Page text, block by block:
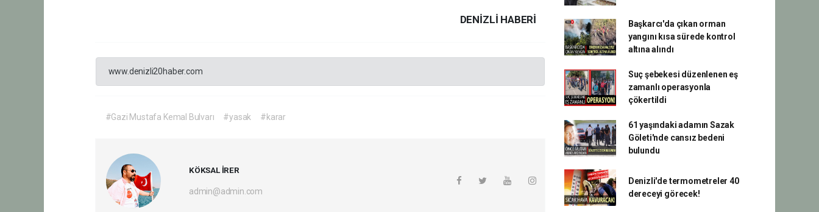
DENIZLI HABERİ
www.denizli20haber.com
#Gazi Mustafa Kemal Bulvarı #yasak #karar
KÖKSAL İRER
admin@admin.com
Başkarcı'da çıkan orman
yangını kısa sürede kontrol
altına alındı
Suç şebekesi düzenlenen eş
zamanlı operasyonla
çökertildi
61 yaşındaki adamın Sazak
Göleti'nde cansız bedeni
bulundu
Denizli'de termometreler 40
dereceyi görecek!